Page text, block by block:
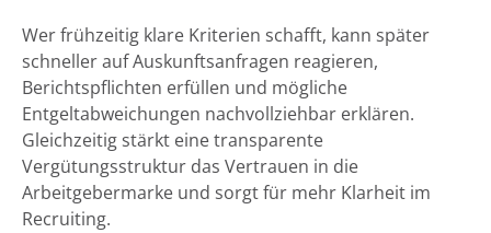
Wer frühzeitig klare Kriterien schafft, kann später
schneller auf Auskunftsanfragen reagieren,
Berichtspflichten erfüllen und mögliche
Entgeltabweichungen nachvollziehbar erklären.
Gleichzeitig stärkt eine transparente
Vergütungsstruktur das Vertrauen in die
Arbeitgebermarke und sorgt für mehr Klarheit im
Recruiting.